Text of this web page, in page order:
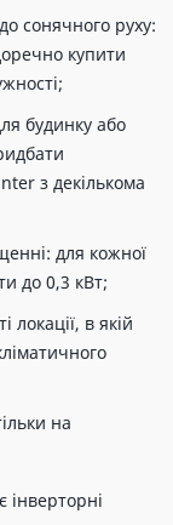
сонячного руху:
купити
будинку або
з декількома
для кожної
до 0,3 кВт;
локації, в якій
на
інверторні